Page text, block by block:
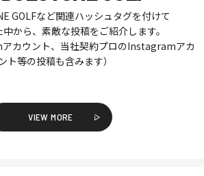
GOLFなど関連ハッシュタグを付けて
から、素敵な投稿をご紹介します。
アカウント、当社契約プロのInstagramアカ
ト等の投稿も含みます）
VIEW MORE